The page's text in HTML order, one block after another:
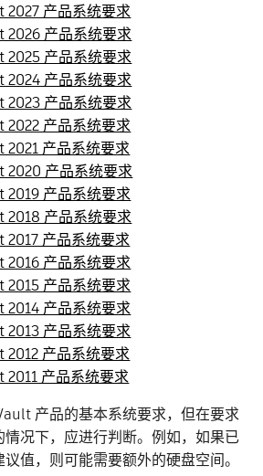
产品系统要求
产品系统要求
产品系统要求
产品系统要求
产品系统要求
产品系统要求
产品系统要求
产品系统要求
产品系统要求
产品系统要求
产品系统要求
产品系统要求
产品系统要求
产品系统要求
产品系统要求
产品系统要求
产品系统要求
产品的基本系统要求，但在要求
况下，应进行判断。例如，如果已
值，则可能需要额外的硬盘空间。